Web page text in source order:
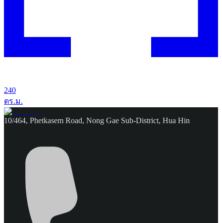
240
ตร.ม.
10/464, Phetkasem Road, Nong Gae Sub-District, Hua Hin